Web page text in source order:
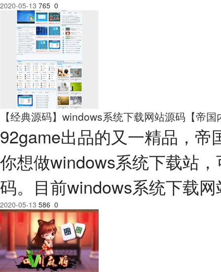
2020-05-13 765 0
【经典源码】windows系统下载网站源码【帝国
92game出品的又一精品，
你想做windows系统下载站
码。目前windows系统下载
2020-05-13 586 0